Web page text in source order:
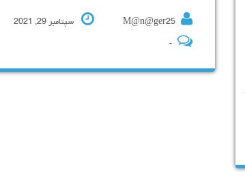
M@n@ger25
ضد عفونی دست